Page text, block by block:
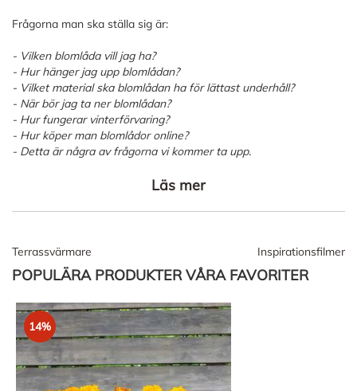
Frågorna man ska ställa sig är:
- Vilken blomlåda vill jag ha?
- Hur hänger jag upp blomlådan?
- Vilket material ska blomlådan ha för lättast underhåll?
- När bör jag ta ner blomlådan?
- Hur fungerar vinterförvaring?
- Hur köper man blomlådor online?
- Detta är några av frågorna vi kommer ta upp.
Läs mer
Terrassvärmare Inspirationsfilmer
POPULÄRA PRODUKTER VÅRA FAVORITER
14%